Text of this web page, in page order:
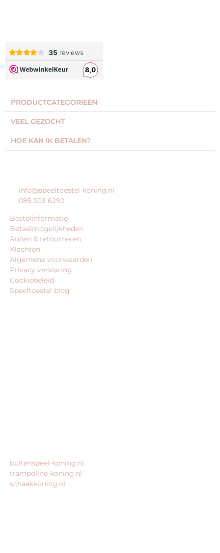
PRODUCTCATEGORIEËN​
VEEL GEZOCHT​
HOE KAN IK BETALEN?
info@speeltoestel-koning.nl
085 303 6292
Bestelinformatie
Betaalmogelijkheden
Ruilen & retourneren
Klachten
Algemene voorwaarden
Privacy verklaring
Cookiebeleid
Speeltoestel blog
buitenspeel-koning.nl
trampoline-koning.nl
schaakkoning.nl